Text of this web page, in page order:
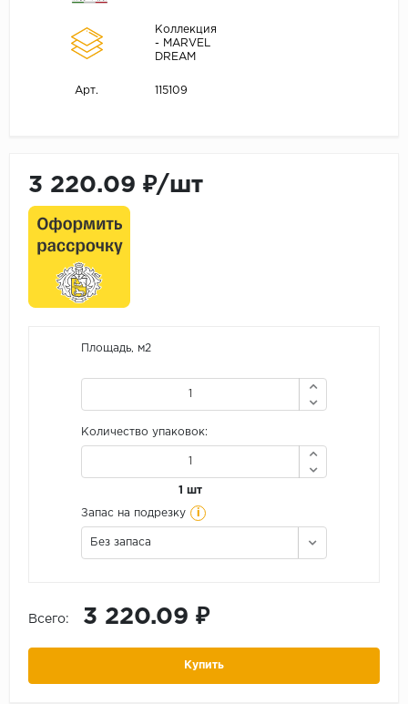
Коллекция
- MARVEL
DREAM
Арт. 115109
3 220.09 ₽/шт
Площадь, м2
Количество упаковок:
1 шт
Запас на подрезку i
Без запаса
Всего: 3 220.09 ₽
Купить